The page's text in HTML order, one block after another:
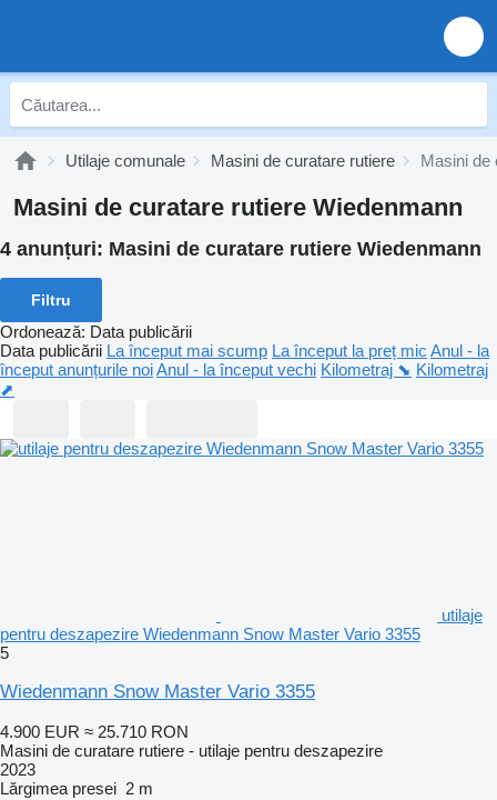
Utilaje comunale Masini de curatare rutiere Masini de
Masini de curatare rutiere Wiedenmann
4 anunțuri: Masini de curatare rutiere Wiedenmann
Filtru
Ordonează: Data publicării
Data publicării La început mai scump La început la preț mic Anul - la
început anunțurile noiAnul - la început vechi Kilometraj ⬊ Kilometraj
⬈
utilaje
pentru deszapezire Wiedenmann Snow Master Vario 3355
5
Wiedenmann Snow Master Vario 3355
4.900 EUR ≈ 25.710 RON
Masini de curatare rutiere - utilaje pentru deszapezire
2023
Lărgimea presei 2 m